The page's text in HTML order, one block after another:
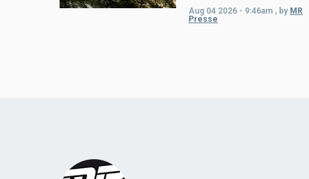
Aug 04 2026 - 9:46am , by MR
Presse